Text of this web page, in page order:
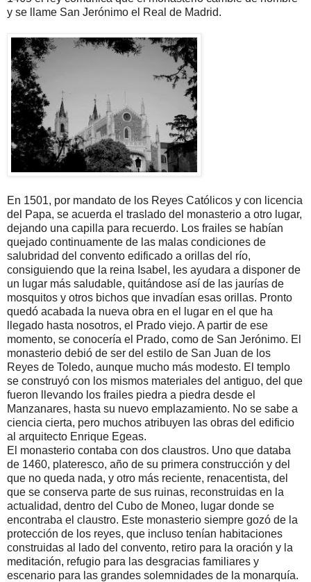
y se llame San Jerónimo el Real de Madrid.
En 1501, por mandato de los Reyes Católicos y con licencia
del Papa, se acuerda el traslado del monasterio a otro lugar,
dejando una capilla para recuerdo. Los frailes se habían
quejado continuamente de las malas condiciones de
salubridad del convento edificado a orillas del río,
consiguiendo que la reina Isabel, les ayudara a disponer de
un lugar más saludable, quitándose así de las jaurías de
mosquitos y otros bichos que invadían esas orillas. Pronto
quedó acabada la nueva obra en el lugar en el que ha
llegado hasta nosotros, el Prado viejo. A partir de ese
momento, se conocería el Prado, como de San Jerónimo. El
monasterio debió de ser del estilo de San Juan de los
Reyes de Toledo, aunque mucho más modesto. El templo
se construyó con los mismos materiales del antiguo, del que
fueron llevando los frailes piedra a piedra desde el
Manzanares, hasta su nuevo emplazamiento. No se sabe a
ciencia cierta, pero muchos atribuyen las obras del edificio
al arquitecto Enrique Egeas.
El monasterio contaba con dos claustros. Uno que databa
de 1460, plateresco, año de su primera construcción y del
que no queda nada, y otro más reciente, renacentista, del
que se conserva parte de sus ruinas, reconstruidas en la
actualidad, dentro del Cubo de Moneo, lugar donde se
encontraba el claustro. Este monasterio siempre gozó de la
protección de los reyes, que incluso tenían habitaciones
construidas al lado del convento, retiro para la oración y la
meditación, refugio para las desgracias familiares y
escenario para las grandes solemnidades de la monarquía.